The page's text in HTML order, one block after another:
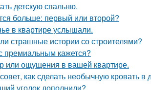
детскую спальню.
больше: первый или второй?
в квартире услышали.
страшные истории со строителями?
премиальным кажется?
или ощущения в вашей квартире.
как сделать необычную кровать в